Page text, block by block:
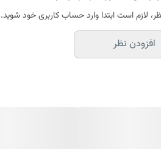
سیب قرمز، لیچی، ماندارین، گلابی
مگنولیا، فریزیا، یاس، نخود شیرین، یاسمن
عنبر،بادام سوخته، مشک، بنزوئین، وانیل،
لازم است ابتدا وارد حساب کاربری خود شوید.
افزودن نظر